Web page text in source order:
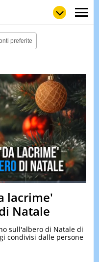
LOLGULP
LOVE
WOW
POP
NEWS
STORIE
VIDEO
& TV
QUIZ
TEST
LE
preferite
lacrime'
Natale
sull'albero di Natale di
condivisi dalle persone